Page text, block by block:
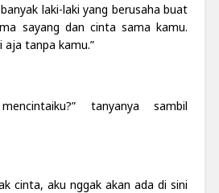
laki-laki yang berusaha buat
sayang dan cinta sama kamu.
aja tanpa kamu.”
tanyanya sambil
cinta, aku nggak akan ada di sini